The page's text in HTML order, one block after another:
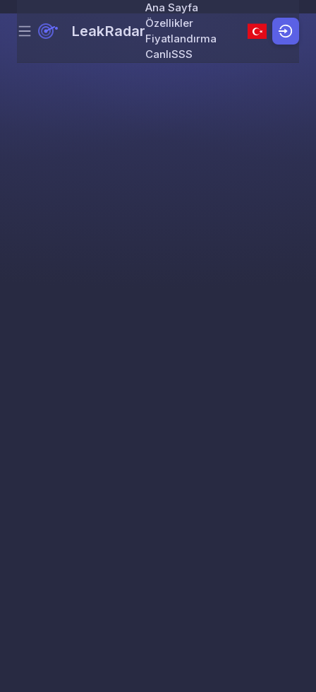
Skip to content
Menu LeakRadar
Ana Sayfa
Özellikler
Fiyatlandırma
CanlıSSS